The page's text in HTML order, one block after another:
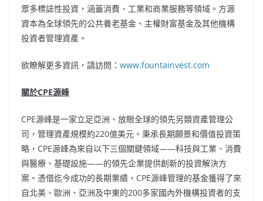
眾多標誌性投資，涵蓋消費、工業和商業服務等領域。方源
資本為全球領先的公共養老基金、主權財富基金及其他機構
投資者管理資產。
欲瞭解更多資訊，請訪問： www.fountainvest.com
關於CPE源峰
CPE源峰是一家立足亞洲、放眼全球的領先另類資產管理公
司，管理資產規模約220億美元。秉承長期願景和價值投資策
略，CPE源峰為來自以下三個關鍵領域——科技與工業、消費
與醫療、基礎設施——的領先企業提供創新的投資解決方
案。憑借迄今成功的長期業績，CPE源峰管理的基金獲得了來
自北美、歐洲、亞洲及中東的200多家國內外機構投資者的支